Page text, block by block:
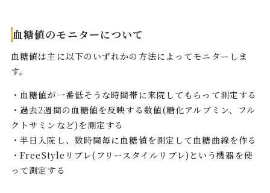
血糖値のモニターについて
血糖値は主に以下のいずれかの方法によってモニターしま
す。
・血糖値が一番低そうな時間帯に来院してもらって測定する
・過去2週間の血糖値を反映する数値(糖化アルブミン、フル
クトサミンなど)を測定する
・半日入院し、数時間毎に血糖値を測定して血糖曲線を作る
・FreeStyleリブレ(フリースタイルリブレ)という機器を使
って測定する